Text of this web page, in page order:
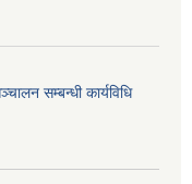
सम्बन्धी कार्यविधि